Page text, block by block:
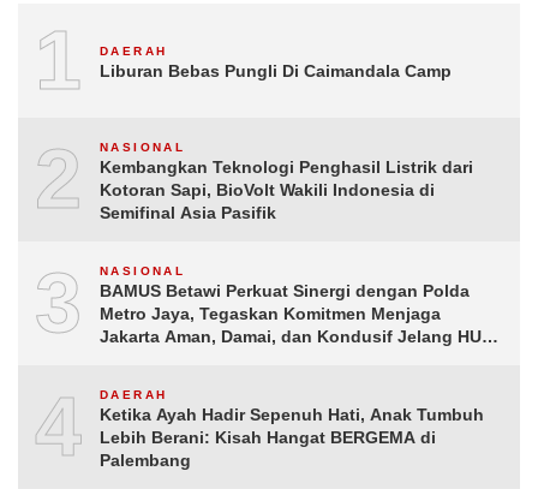
1 DAERAH
Liburan Bebas Pungli Di Caimandala Camp
2 NASIONAL
Kembangkan Teknologi Penghasil Listrik dari
Kotoran Sapi, BioVolt Wakili Indonesia di
Semifinal Asia Pasifik
3 NASIONAL
BAMUS Betawi Perkuat Sinergi dengan Polda
Metro Jaya, Tegaskan Komitmen Menjaga
Jakarta Aman, Damai, dan Kondusif Jelang HUT
4 DAERAH
Ketika Ayah Hadir Sepenuh Hati, Anak Tumbuh
Lebih Berani: Kisah Hangat BERGEMA di
Palembang